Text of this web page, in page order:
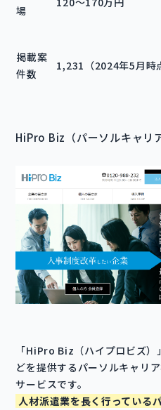
場
掲載案
件数
1,231（2024年5月時
HiPro Biz（パーソルキャリア
「HiPro Biz（ハイプロビズ
どを提供するパーソルキャリ
サービスです。
人材派遣業を長く行っている